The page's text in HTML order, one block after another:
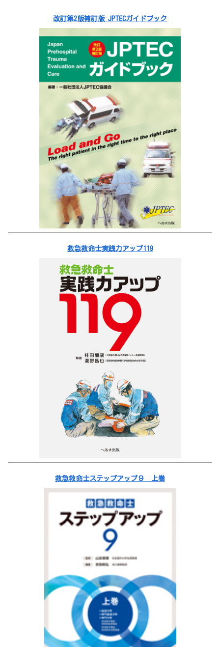
改訂第2版補訂版 JPTECガイドブック
救急救命士実践力アップ119
救急救命士ステップアップ９ 上巻